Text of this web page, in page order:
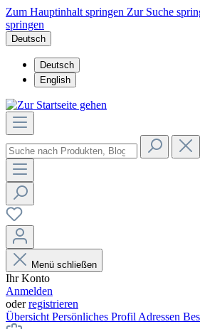
Zum Hauptinhalt springen Zur Suche
springen
Deutsch
Deutsch
English
Menü schließen
Ihr Konto
Anmelden
oderregistrieren
Übersicht Persönliches Profil Adressen